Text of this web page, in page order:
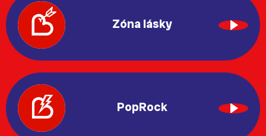
Zóna lásky
PopRock